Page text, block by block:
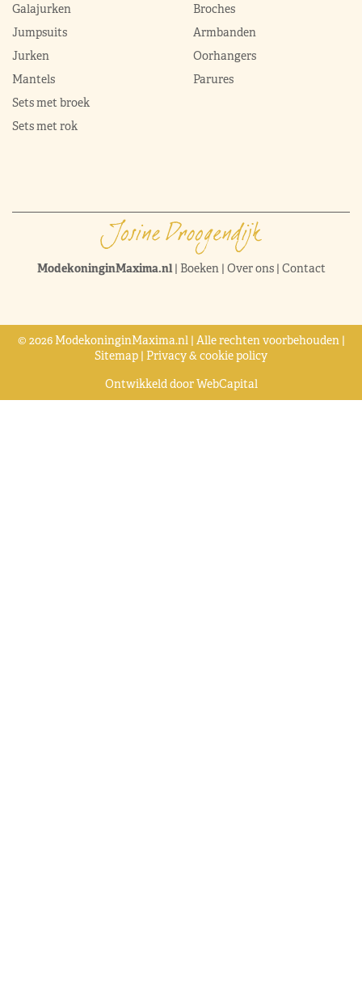
Galajurken
Jumpsuits
Jurken
Mantels
Sets met broek
Sets met rok
Broches
Armbanden
Oorhangers
Parures
ModekoninginMaxima.nl| Boeken| Over ons| Contact
© 2026 ModekoninginMaxima.nl | Alle rechten voorbehouden |
Sitemap | Privacy & cookie policy
Ontwikkeld doorWebCapital